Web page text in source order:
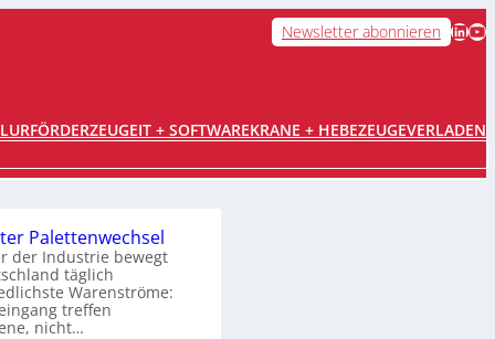
Newsletter abonnieren LinkedIn YouTube
IT + SOFTWAREKRANE + HEBEZEUGEVERLADEN
Palettenwechsel
der Industrie bewegt
täglich
Warenströme:
treffen
nicht…